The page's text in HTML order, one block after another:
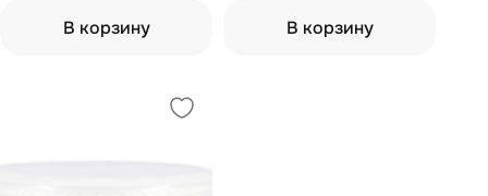
В корзину
В корзину